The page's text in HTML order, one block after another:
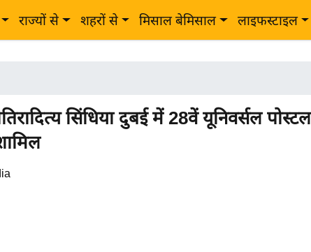
राज्यों से शहरों से मिसाल बेमिसाल लाइफस्टाइल
सिंधिया दुबई में 28वें यूनिवर्सल पोस्टल